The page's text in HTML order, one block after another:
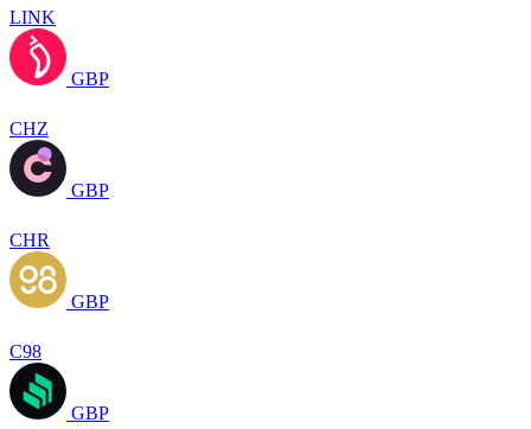
LINK
GBP
CHZ
GBP
CHR
GBP
C98
GBP